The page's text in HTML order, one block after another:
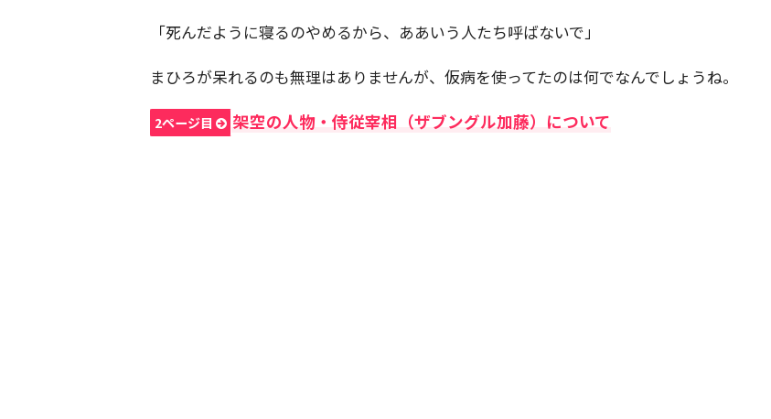
「死んだように寝るのやめるから、ああいう人たち呼ばないで」
まひろが呆れるのも無理はありませんが、仮病を使ってたのは何でなんでしょうね。
2ページ目 架空の人物・侍従宰相（ザブングル加藤）について